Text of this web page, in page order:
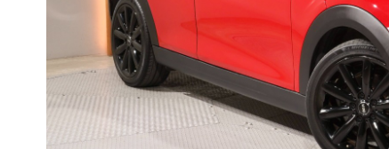
買取Q&A
iRで愛車を売却されたお客様の声
BMWミニ買取査定依頼
ローバーミニ買取査定依頼
最近の修理実績
MINI Blog スタッフブログ
User's Voice 購入者様の声
Part's Report パーツ販売のご案内
TOP
BMWミニナレッジ
ローバーミニナレッジ
ABOUT iR
会社概要
スタッフ紹介
RECRUIT 採用情報
ボーナス支払回数/年
内訳